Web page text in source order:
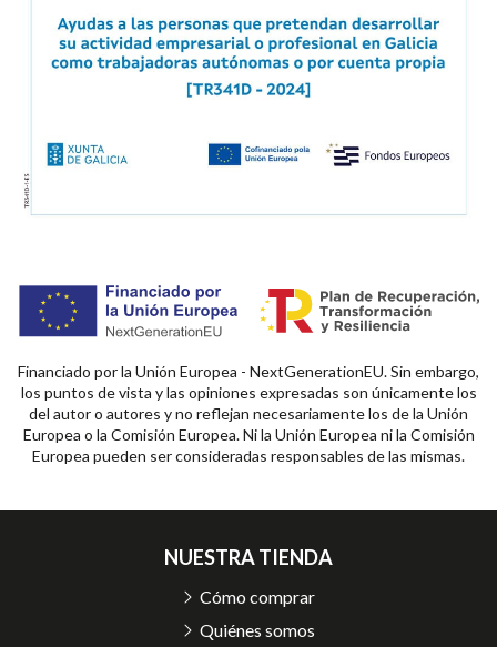
Financiado por la Unión Europea - NextGenerationEU. Sin embargo,
los puntos de vista y las opiniones expresadas son únicamente los
del autor o autores y no reflejan necesariamente los de la Unión
Europea o la Comisión Europea. Ni la Unión Europea ni la Comisión
Europea pueden ser consideradas responsables de las mismas.
NUESTRA TIENDA
Cómo comprar
Quiénes somos